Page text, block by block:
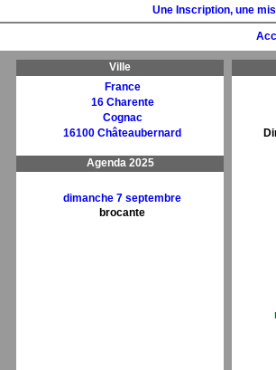
Une Inscription, une
Ville
France
16 Charente
Cognac
16100 Châteaubernard
Agenda 2025
dimanche 7 septembre
brocante